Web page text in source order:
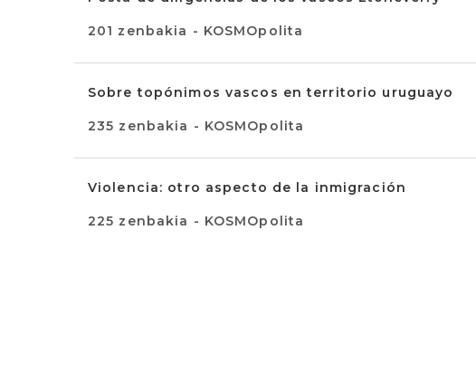
201 zenbakia - KOSMOpolita
Sobre topónimos vascos en territorio uruguayo
235 zenbakia - KOSMOpolita
Violencia: otro aspecto de la inmigración
225 zenbakia - KOSMOpolita